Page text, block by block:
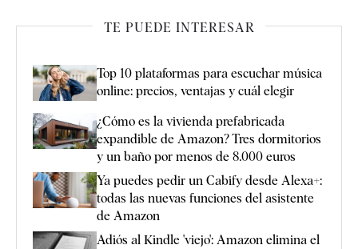
TE PUEDE INTERESAR
Top 10 plataformas para escuchar música
online: precios, ventajas y cuál elegir
¿Cómo es la vivienda prefabricada
expandible de Amazon? Tres dormitorios
y un baño por menos de 8.000 euros
Ya puedes pedir un Cabify desde Alexa+:
todas las nuevas funciones del asistente
de Amazon
Adiós al Kindle 'viejo': Amazon elimina el